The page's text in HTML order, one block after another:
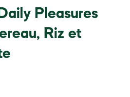
Pleasures
Riz et